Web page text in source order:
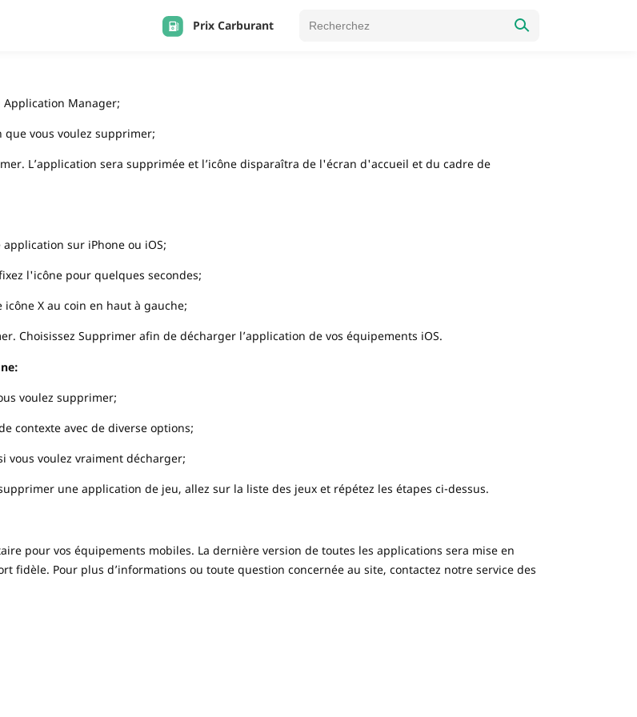
Prix Carburant
Manager;
que vous voulez supprimer;
L’application sera supprimée et l’icône disparaîtra de l'écran d'accueil et du cadre de
sur iPhone ou iOS;
l'icône pour quelques secondes;
X au coin en haut à gauche;
Choisissez Supprimer afin de décharger l’application de vos équipements iOS.
voulez supprimer;
contexte avec de diverse options;
vous voulez vraiment décharger;
une application de jeu, allez sur la liste des jeux et répétez les étapes ci-dessus.
pour vos équipements mobiles. La dernière version de toutes les applications sera mise en
fidèle. Pour plus d’informations ou toute question concernée au site, contactez notre service des